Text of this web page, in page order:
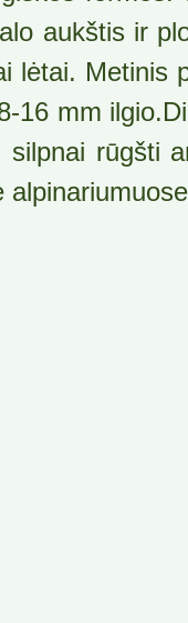
aukštis ir
lėtai. Metinis
16 mm
silpnai rūgšti